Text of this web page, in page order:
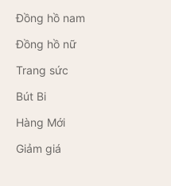
Đồng hồ nam
Đồng hồ nữ
Trang sức
Bút Bi
Hàng Mới
Giảm giá